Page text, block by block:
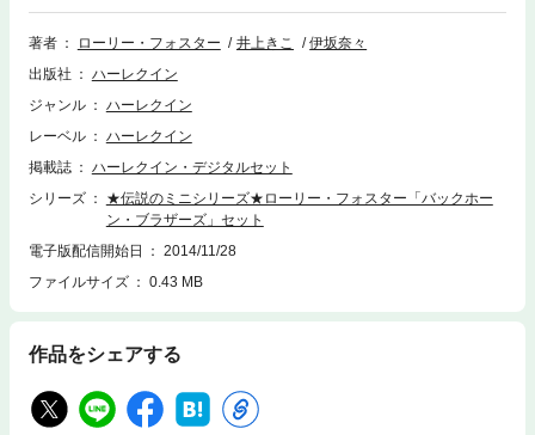
『きまじめな誘惑』大学で“英雄論”の論文を書くエリザベスは、人命救助
をしたという男性ゲイブに話を聞くためある町を訪れた。だが彼は、想像
シーな笑みを浮かべ、とんでもないことを言いだした。「質問1回につ
き、キス1回。それが条件だ」●『世話好きな恋人』家族のために昼夜問わ
のジョーダンに救われる。情熱的でセクシーで、何かと親身にジョージア
や家族の世話を焼いてくれる彼に次第に惹かれていくが、彼女にはどうし
ても素直になれない事情があって……。
著者 ローリー・フォスター 井上きこ
伊坂奈々
出版社
ハーレクイン
ジャンル
ハーレクイン
レーベル
ハーレクイン
掲載誌
ハーレクイン・デジタルセット
シリーズ
★伝説のミニシリーズ★ローリー・フォスター「バックホー
ン・ブラザーズ」セット
電子版配信開始日
2014/11/28
ファイルサイズ
0.43 MB
作品をシェアする